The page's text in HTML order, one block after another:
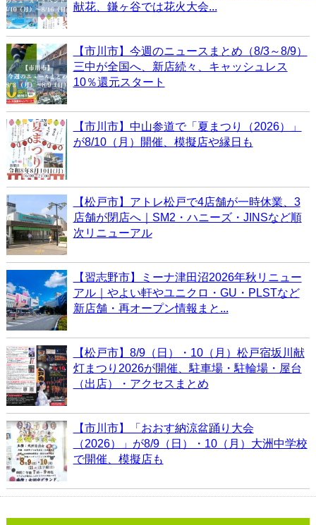
献花、鎌ヶ谷では花火大会...
【市川市】今週のニュースまとめ（8/3～8/9）
三中が全国へ、新店続々、キャッシュレス
10％還元スタート
【市川市】中山参道で「夏まつり（2026）」
が8/10（月）開催、模擬店や縁日も
【松戸市】アトレ松戸で4店舗が一時休業、3
店舗が閉店へ｜SM2・ハニーズ・JINSなど順
次リニューアル
【習志野市】ミーナ津田沼2026年秋リニュー
アル｜やよい軒やユニクロ・GU・PLSTなど
新店舗・再オープン情報まと...
【松戸市】8/9（日）・10（月）松戸宿坂川献
灯まつり2026が開催、駐車場・駐輪場・屋台
（出店）・アクセスまとめ
【市川市】「おおす納涼盆踊り大会
（2026）」が8/9（日）・10（月）大洲中学校
で開催、模擬店も